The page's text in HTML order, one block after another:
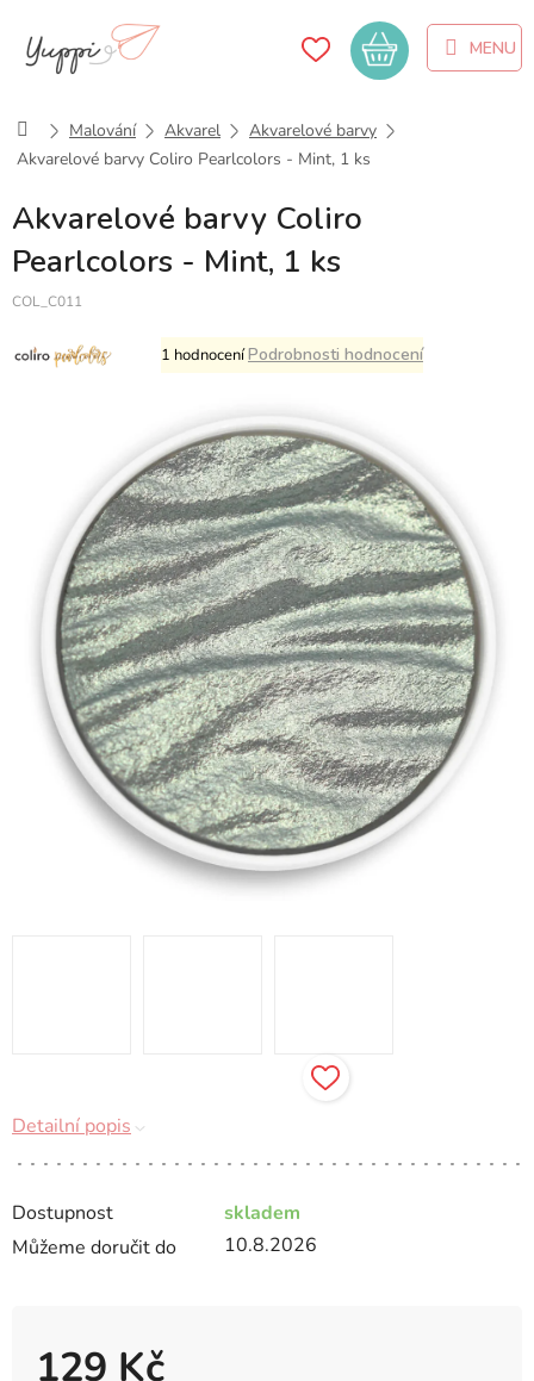
obsah
Nákupní
košík
DomůMalování Akvarel
Akvarelové barvy
Akvarelové barvy Coliro Pearlcolors - Mint, 1 ks
Akvarelové barvy Coliro
Pearlcolors - Mint, 1 ks
COL_C011
Průměrné
hodnocení
5,0
z
5
hvězdiček.
1 hodnoceníPodrobnosti hodnocení
Dostupnost
skladem
Můžeme doručit do
10.8.2026
129 Kč
Detailní popis